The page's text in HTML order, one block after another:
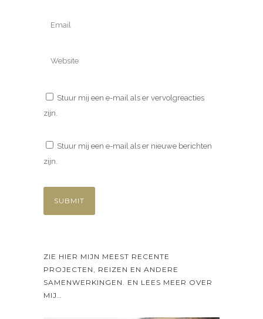
Stuur mij een e-mail als er vervolgreacties
zijn.
Stuur mij een e-mail als er nieuwe berichten
zijn.
ZIE HIER MIJN MEEST RECENTE
PROJECTEN, REIZEN EN ANDERE
SAMENWERKINGEN. EN LEES MEER OVER
MIJ…